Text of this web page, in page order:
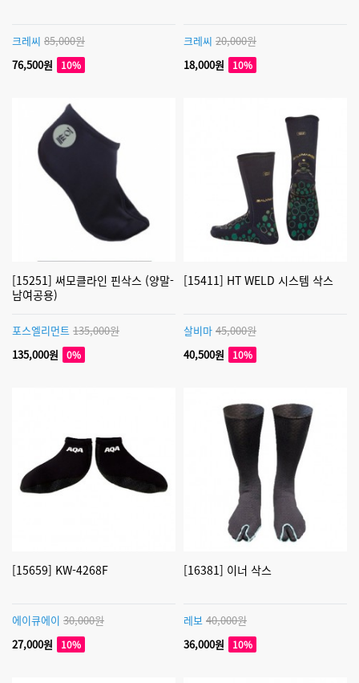
크레씨 85,000원
76,500원
10%
크레씨 20,000원
18,000원
10%
[15251] 써모클라인 핀삭스 (양말-
남여공용)
포스엘리먼트 135,000원
135,000원
0%
[15411] HT WELD 시스템 삭스
살비마 45,000원
40,500원
10%
[15659] KW-4268F
에이큐에이 30,000원
27,000원
10%
[16381] 이너 삭스
레보 40,000원
36,000원
10%